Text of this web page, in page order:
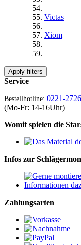
Victas
Xiom
Apply filters
Service
Bestellhotline: 0221-
(Mo-Fr: 14-16Uhr)
Womit spielen die
Infos zur
Zahlungsarten